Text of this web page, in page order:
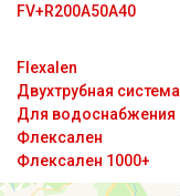
FV+R200A50A40
Flexalen
Двухтрубная система
Для водоснабжения
Флексален
Флексален 1000+